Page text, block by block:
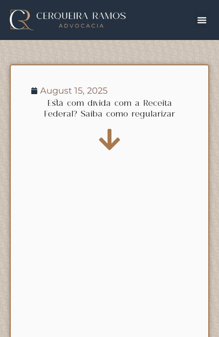
August 15, 2025
Está com dívida com a Receita
Federal? Saiba como regularizar